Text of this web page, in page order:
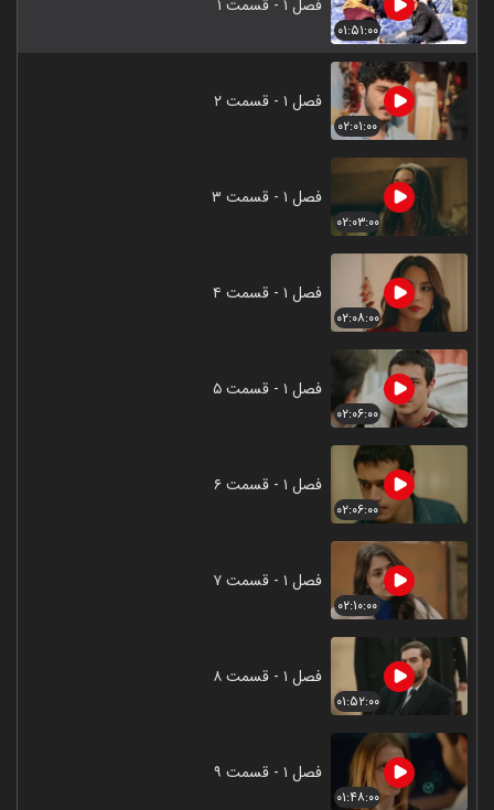
۰۱:۵۱:۰۰
فصل ۱ - قسمت ۱
۰۲:۰۱:۰۰
فصل ۱ - قسمت ۲
۰۲:۰۳:۰۰
فصل ۱ - قسمت ۳
۰۲:۰۸:۰۰
فصل ۱ - قسمت ۴
۰۲:۰۶:۰۰
فصل ۱ - قسمت ۵
۰۲:۰۶:۰۰
فصل ۱ - قسمت ۶
۰۲:۱۰:۰۰
فصل ۱ - قسمت ۷
۰۱:۵۲:۰۰
فصل ۱ - قسمت ۸
۰۱:۴۸:۰۰
فصل ۱ - قسمت ۹